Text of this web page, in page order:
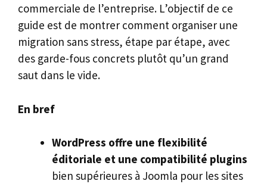
commerciale de l’entreprise. L’objectif de ce
guide est de montrer comment organiser une
migration sans stress, étape par étape, avec
des garde-fous concrets plutôt qu’un grand
saut dans le vide.
En bref
WordPress offre une flexibilité
éditoriale et une compatibilité plugins
bien supérieures à Joomla pour les sites